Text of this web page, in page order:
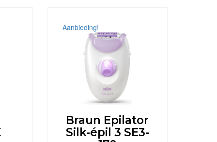
Aanbieding!
Braun Epilator
Silk-épil 3 SE3-